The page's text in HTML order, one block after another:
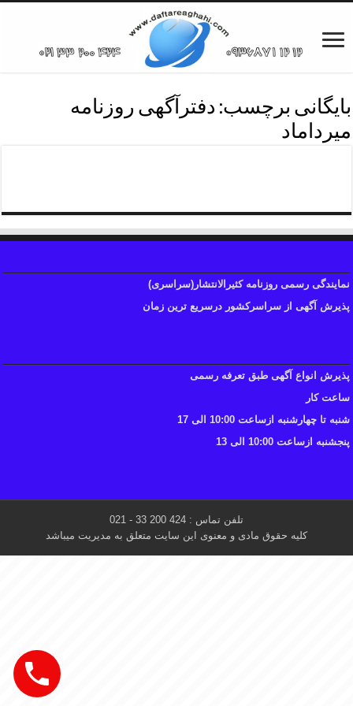
بایگانی برچسب: دفترآگهی روزنامه
میرداماد
نمایندگی رسمی روزنامه کثیرالانتشار(سراسری)
پذیرش آگهی از سراسرکشور درسریع ترین زمان
پذیرش انواع آگهی طبق تعرفه رسمی
ساعت کار
شنبه تا چهارشنبه ازساعت 10:00 الی 17
پنجشنبه ازساعت 10:00 الی 13
تلفن تماس : 424 200 33 - 021
کلیه حقوق مادی و معنوی این سایت متعلق به مدیریت میباشد